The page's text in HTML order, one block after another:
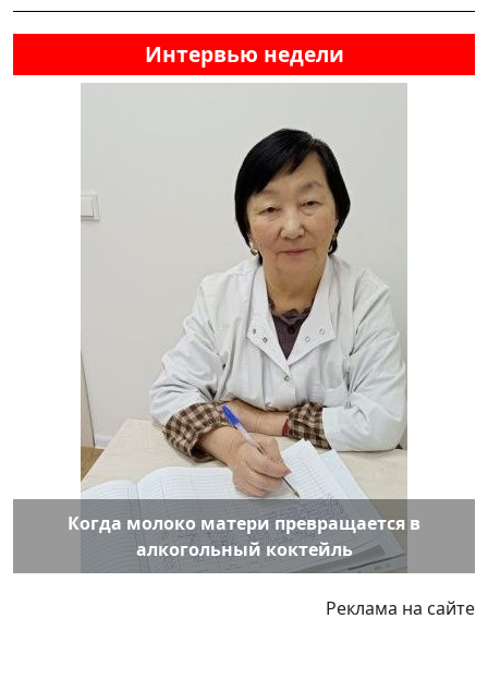
Интервью недели
Когда молоко матери превращается в
алкогольный коктейль
Реклама на сайте